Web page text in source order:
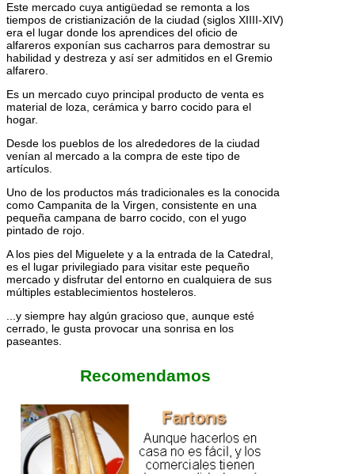
Este mercado cuya antigüedad se remonta a los
tiempos de cristianización de la ciudad (siglos XIIII-XIV)
era el lugar donde los aprendices del oficio de
alfareros exponían sus cacharros para demostrar su
habilidad y destreza y así ser admitidos en el Gremio
alfarero.
Es un mercado cuyo principal producto de venta es
material de loza, cerámica y barro cocido para el
hogar.
Desde los pueblos de los alrededores de la ciudad
venían al mercado a la compra de este tipo de
artículos.
Uno de los productos más tradicionales es la conocida
como Campanita de la Virgen, consistente en una
pequeña campana de barro cocido, con el yugo
pintado de rojo.
A los pies del Miguelete y a la entrada de la Catedral,
es el lugar privilegiado para visitar este pequeño
mercado y disfrutar del entorno en cualquiera de sus
múltiples establecimientos hosteleros.
...y siempre hay algún gracioso que, aunque esté
cerrado, le gusta provocar una sonrisa en los
paseantes.